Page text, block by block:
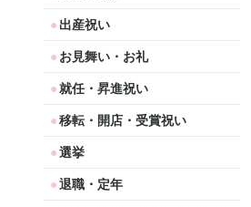
出産祝い
お見舞い・お礼
就任・昇進祝い
移転・開店・受賞祝い
選挙
退職・定年